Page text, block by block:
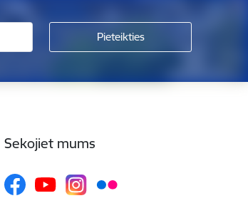
Sekojiet mums